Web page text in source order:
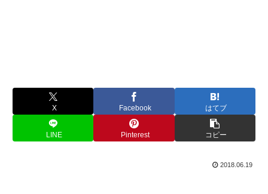
X Facebook はてブ
LINE Pinterest コピー
2018.06.19